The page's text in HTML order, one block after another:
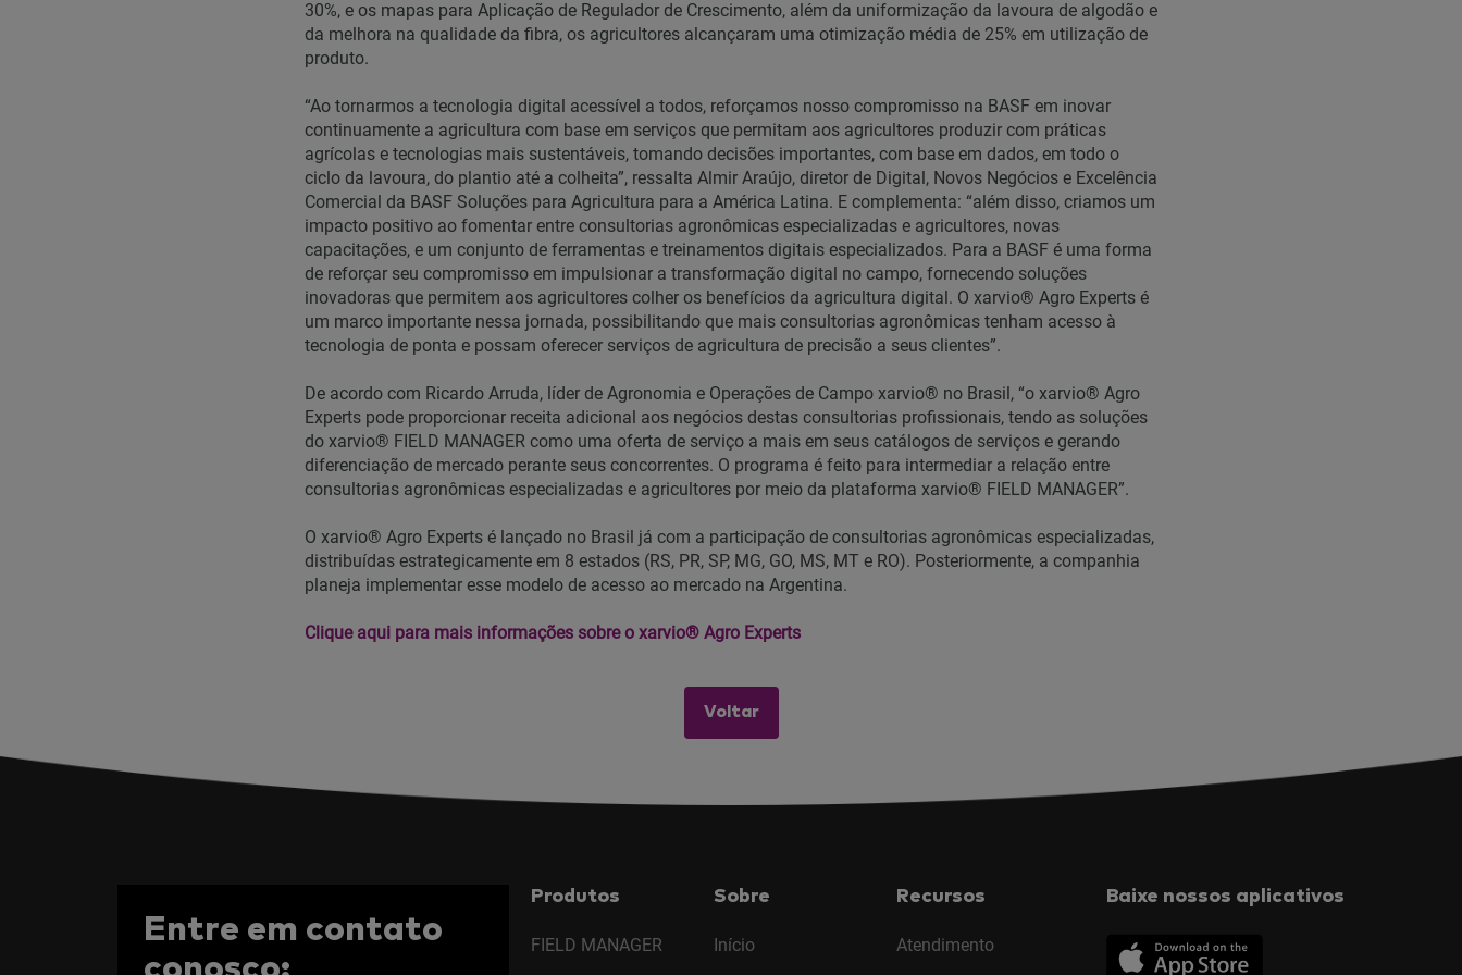
30%, e os mapas para Aplicação de Regulador de Crescimento, além da uniformização da lavoura de algodão e
da melhora na qualidade da fibra, os agricultores alcançaram uma otimização média de 25% em utilização de
produto.
“Ao tornarmos a tecnologia digital acessível a todos, reforçamos nosso compromisso na BASF em inovar
continuamente a agricultura com base em serviços que permitam aos agricultores produzir com práticas
agrícolas e tecnologias mais sustentáveis, tomando decisões importantes, com base em dados, em todo o
ciclo da lavoura, do plantio até a colheita”, ressalta Almir Araújo, diretor de Digital, Novos Negócios e Excelência
Comercial da BASF Soluções para Agricultura para a América Latina. E complementa: “além disso, criamos um
impacto positivo ao fomentar entre consultorias agronômicas especializadas e agricultores, novas
capacitações, e um conjunto de ferramentas e treinamentos digitais especializados. Para a BASF é uma forma
de reforçar seu compromisso em impulsionar a transformação digital no campo, fornecendo soluções
inovadoras que permitem aos agricultores colher os benefícios da agricultura digital. O xarvio® Agro Experts é
um marco importante nessa jornada, possibilitando que mais consultorias agronômicas tenham acesso à
tecnologia de ponta e possam oferecer serviços de agricultura de precisão a seus clientes”.
De acordo com Ricardo Arruda, líder de Agronomia e Operações de Campo xarvio® no Brasil, “o xarvio® Agro
Experts pode proporcionar receita adicional aos negócios destas consultorias profissionais, tendo as soluções
do xarvio® FIELD MANAGER como uma oferta de serviço a mais em seus catálogos de serviços e gerando
diferenciação de mercado perante seus concorrentes. O programa é feito para intermediar a relação entre
consultorias agronômicas especializadas e agricultores por meio da plataforma xarvio® FIELD MANAGER”.
O xarvio® Agro Experts é lançado no Brasil já com a participação de consultorias agronômicas especializadas,
distribuídas estrategicamente em 8 estados (RS, PR, SP, MG, GO, MS, MT e RO). Posteriormente, a companhia
planeja implementar esse modelo de acesso ao mercado na Argentina.
Clique aqui para mais informações sobre o xarvio® Agro Experts
Voltar
Entre em contato
Produtos
FIELD MANAGER
Sobre
Início
Recursos
Atendimento
Baixe nossos aplicativos